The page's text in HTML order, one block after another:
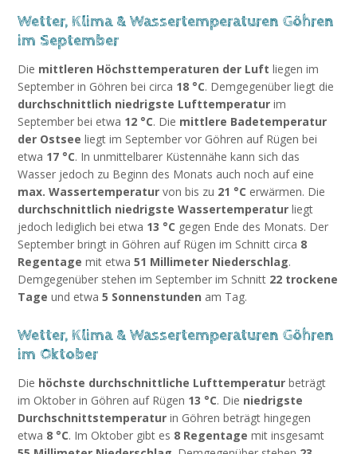
Wetter, Klima & Wassertemperaturen Göhren
im September
Die mittleren Höchsttemperaturen der Luft liegen im
September in Göhren bei circa 18 °C. Demgegenüber liegt die
durchschnittlich niedrigste Lufttemperatur im
September bei etwa 12 °C. Die mittlere Badetemperatur
der Ostsee liegt im September vor Göhren auf Rügen bei
etwa 17 °C. In unmittelbarer Küstennähe kann sich das
Wasser jedoch zu Beginn des Monats auch noch auf eine
max. Wassertemperatur von bis zu 21 °C erwärmen. Die
durchschnittlich niedrigste Wassertemperatur liegt
jedoch lediglich bei etwa 13 °C gegen Ende des Monats. Der
September bringt in Göhren auf Rügen im Schnitt circa 8
Regentage mit etwa51 Millimeter Niederschlag.
Demgegenüber stehen im September im Schnitt 22 trockene
Tage und etwa5 Sonnenstunden am Tag.
Wetter, Klima & Wassertemperaturen Göhren
im Oktober
Die höchste durchschnittliche Lufttemperatur beträgt
im Oktober in Göhren auf Rügen 13 °C. Die niedrigste
Durchschnittstemperatur in Göhren beträgt hingegen
etwa 8 °C. Im Oktober gibt es 8 Regentage mit insgesamt